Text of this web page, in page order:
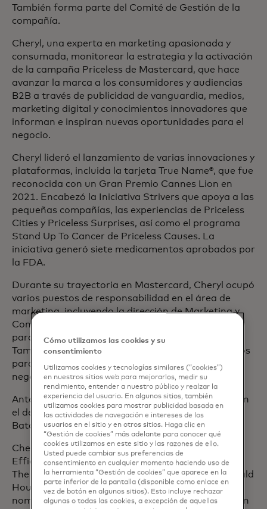
También forma parte del Comité de Gestión de la
compañía.
Cheryl, una experta en marketing apasionada y
consumada, monitorear la estrategia y la activación
de la campaña Priceless de Mastercard, que hace
avanzar la marca a los consumidores y audiencias
B2B a través de publicidad de vanguardia, medios,
marketing digital y conocimientos innovadores que
informan e inspiran nuevas oportunidades para el
negocio.
Cheryl lideró el lanzamiento de varias innovaciones y
plataformas, incluida la tarjeta True Name®, que fue
reconocida con un Gran Premio Cannes Lion en
2021. Encabezó la Iniciativa Strivers que apoya a las
pequeñas compañías, las experiencias de Priceless
Cities y Priceless Surprises, así como el programa
Stand Up To Cancer de Priceless Causes. La
iniciativa generó siete medicamentos aprobados por
la FDA.
Durante su trayectoria en Mastercard, Cheryl ocupó
varios puestos de responsabilidad en el área de
marketing, incluyendo la dirección de Marketing y
Comunicaciones para Norteamérica, Marketing
para Estados Unidos y Marketing Digital Global.
También monitorear todos los productos y servicios
para Norteamérica y, por separado, dirigió el
negocio de productos de crédito globales.
Antes de trabajar en Mastercard, Cheryl trabajó en
el departamento de publicidad de las agencias
Bates Worldwide y Bozell.
Cheryl es miembro del jurado de los premios Clio,
Effie y WARC y es afiliado a la Junta Directiva de
The Advertising Club of New York, Ronald McDonald
House NYC y Crohn's & Colitis Foundation. Fue
nombrada en la lista de las 100 mejores mujeres en
Cómo utilizamos las cookies y su
consentimiento
Utilizamos cookies y tecnologías similares (“cookies”)
en nuestros sitios web para mejorarlos, medir su
rendimiento, entender a nuestro público y realzar la
experiencia del usuario. En algunos sitios, también
utilizamos cookies para mostrar publicidad basada en
las actividades de navegación e intereses de los
usuarios en el sitio y en otros sitios. Haga clic en
“Gestión de cookies” más adelante para conocer qué
cookies utilizamos en este sitio y las razones de ello.
Usted puede cambiar sus preferencias de
consentimiento en cualquier momento haciendo uso de
la herramienta “Gestión de cookies” que aparece en la
parte inferior de la pantalla (disponible como enlace en
vez de botón en algunos sitios). Esto incluye rechazar
algunas o todas las cookies, a excepción de aquellas